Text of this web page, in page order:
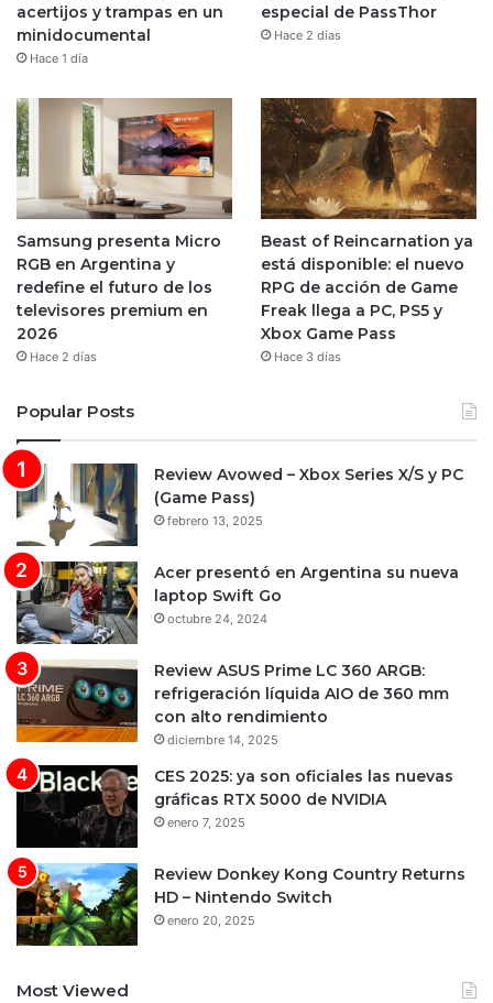
acertijos y trampas en un
minidocumental
Hace 1 día
especial de PassThor
Hace 2 días
Samsung presenta Micro
RGB en Argentina y
redefine el futuro de los
televisores premium en
2026
Hace 2 días
Beast of Reincarnation ya
está disponible: el nuevo
RPG de acción de Game
Freak llega a PC, PS5 y
Xbox Game Pass
Hace 3 días
Popular Posts
Review Avowed – Xbox Series X/S y PC
(Game Pass)
febrero 13, 2025
Acer presentó en Argentina su nueva
laptop Swift Go
octubre 24, 2024
Review ASUS Prime LC 360 ARGB:
refrigeración líquida AIO de 360 mm
con alto rendimiento
diciembre 14, 2025
CES 2025: ya son oficiales las nuevas
gráficas RTX 5000 de NVIDIA
enero 7, 2025
Review Donkey Kong Country Returns
HD – Nintendo Switch
enero 20, 2025
Most Viewed